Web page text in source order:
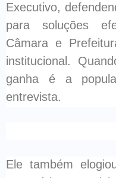
Executivo,
para soluções
Câmara e
institucional.
ganha é a
entrevista.
Ele também